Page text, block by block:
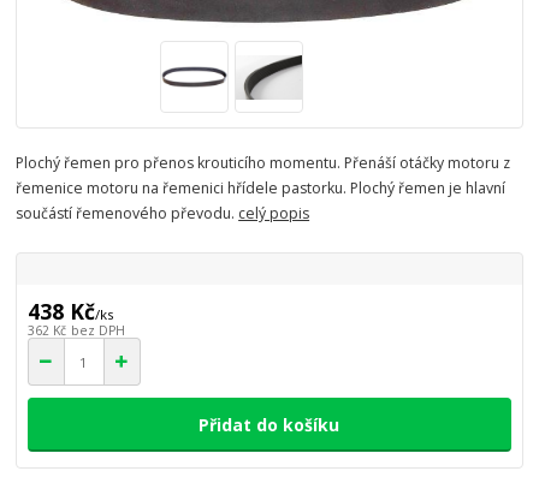
Plochý řemen pro přenos krouticího momentu. Přenáší otáčky motoru z
řemenice motoru na řemenici hřídele pastorku. Plochý řemen je hlavní
součástí řemenového převodu. celý popis
438 Kč/ks
362 Kč bez DPH
Přidat do košíku